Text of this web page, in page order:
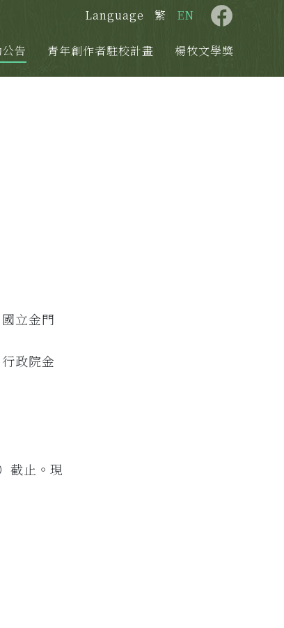
Language 繁 EN
告 青年創作者駐校計畫 楊牧文學獎
立金門
政院金
截止。現